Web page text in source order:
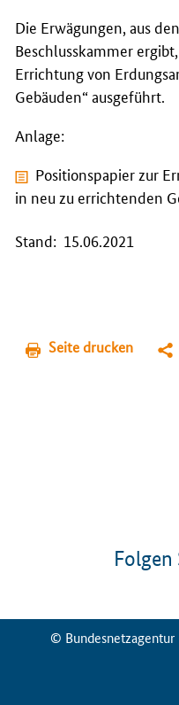
Die Erwägungen, aus
Beschlusskammer
Errichtung von
Gebäuden“ ausgeführt.
Anlage:
Positionspapier zur
in neu zu errichtenden
Stand: 15.06.2021
Seite drucken
Folgen
© Bundesnetzagentur